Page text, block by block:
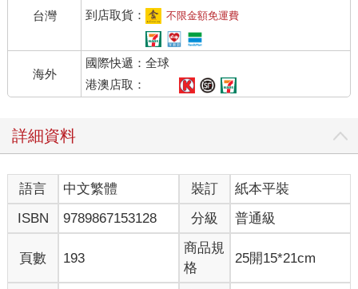
台灣
到店取貨：
不限金額免運費
海外
國際快遞：全球
港澳店取：
詳細資料
語言 中文繁體 裝訂
紙本平裝
ISBN
9789867153128 分級 普通級
頁數 193
商品規
格
25開15*21cm